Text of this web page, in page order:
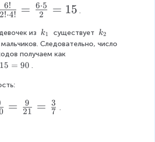
2!⋅4!
6! = 2
6⋅5 = 15 .
из k
_
1
k1 существует k
_
k2
Следовательно, число
получаем как
15 = 90 .
= 21
9 = 7
3 .